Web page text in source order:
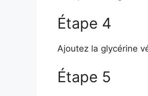
Étape 4
Ajoutez la glycérine
Étape 5